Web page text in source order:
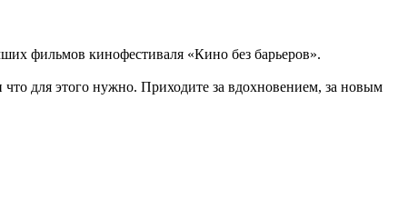
фильмов кинофестиваля «Кино без барьеров».
для этого нужно. Приходите за вдохновением, за новым